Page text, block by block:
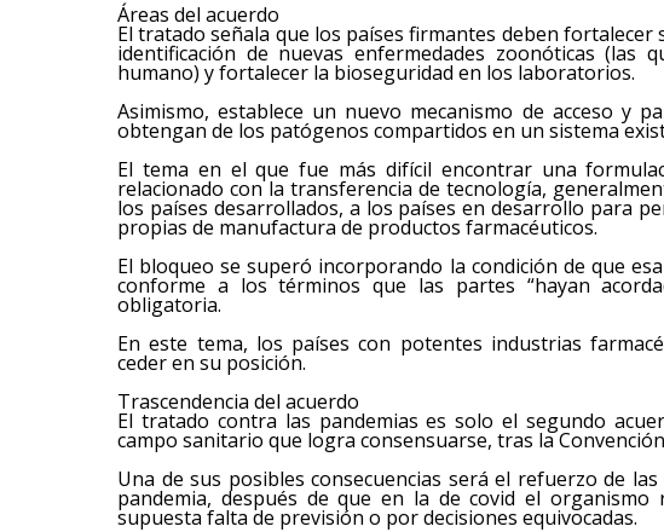
Áreas del acuerdo
El tratado señala que los países firmantes deben fortalecer
identificación de nuevas enfermedades zoonóticas (las
humano) y fortalecer la bioseguridad en los laboratorios.
Asimismo, establece un nuevo mecanismo de acceso y
obtengan de los patógenos compartidos en un sistema
El tema en el que fue más difícil encontrar una
relacionado con la transferencia de tecnología,
los países desarrollados, a los países en desarrollo para
propias de manufactura de productos farmacéuticos.
El bloqueo se superó incorporando la condición de que
conforme a los términos que las partes “hayan
obligatoria.
En este tema, los países con potentes industrias
ceder en su posición.
Trascendencia del acuerdo
El tratado contra las pandemias es solo el segundo
campo sanitario que logra consensuarse, tras la
Una de sus posibles consecuencias será el refuerzo de
pandemia, después de que en la de covid el
supuesta falta de previsión o por decisiones equivocadas.